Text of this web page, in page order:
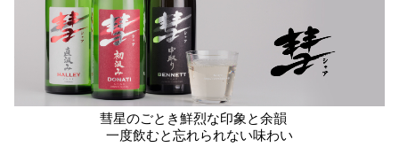
彗星のごとき鮮烈な印象と余韻
一度飲むと忘れられない味わい